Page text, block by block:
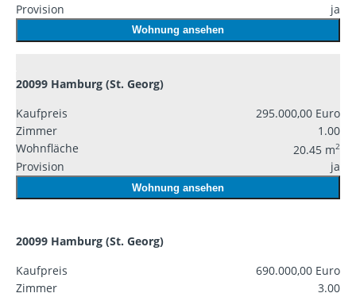
Provision ja
Wohnung ansehen
20099 Hamburg (St. Georg)
Kaufpreis
295.000,00 Euro
Zimmer
1.00
Wohnfläche
20.45 m2
Provision ja
Wohnung ansehen
20099 Hamburg (St. Georg)
Kaufpreis
690.000,00 Euro
Zimmer
3.00